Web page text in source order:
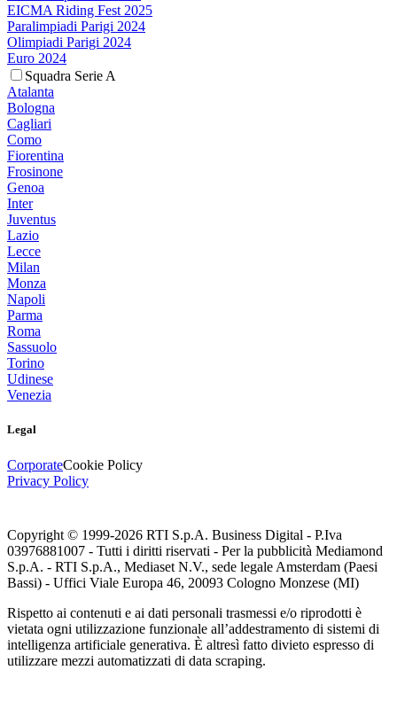
EICMA Riding Fest 2025
Paralimpiadi Parigi 2024
Olimpiadi Parigi 2024
Euro 2024
Squadra Serie A
Atalanta
Bologna
Cagliari
Como
Fiorentina
Frosinone
Genoa
Inter
Juventus
Lazio
Lecce
Milan
Monza
Napoli
Parma
Roma
Sassuolo
Torino
Udinese
Venezia
Legal
CorporateCookie Policy
Privacy Policy
Copyright © 1999-2026 RTI S.p.A. Business Digital - P.Iva
03976881007 - Tutti i diritti riservati - Per la pubblicità Mediamond
S.p.A. - RTI S.p.A., Mediaset N.V., sede legale Amsterdam (Paesi
Bassi) - Uffici Viale Europa 46, 20093 Cologno Monzese (MI)
Rispetto ai contenuti e ai dati personali trasmessi e/o riprodotti è
vietata ogni utilizzazione funzionale all’addestramento di sistemi di
intelligenza artificiale generativa. È altresì fatto divieto espresso di
utilizzare mezzi automatizzati di data scraping.